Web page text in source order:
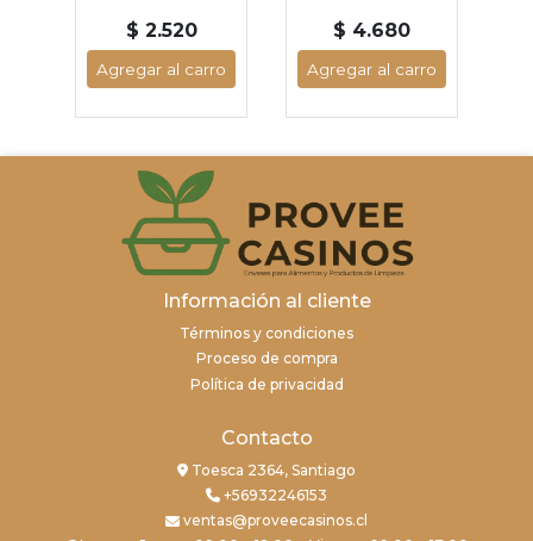
$ 2.520
Agregar al carro
$ 4.680
Agregar al carro
Información al cliente
Términos y condiciones
Proceso de compra
Política de privacidad
Contacto
Toesca 2364, Santiago
+56932246153
ventas@proveecasinos.cl